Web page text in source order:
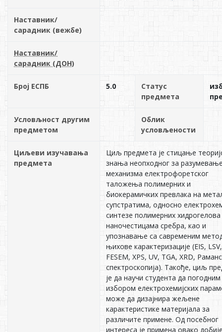
Наставник/
сарадник (вежбе)
Наставник/
сарадник (ДОН)
Број ЕСПБ 5.0
Статус
предмета
Условљност другим
предметом
Облик
условљености
Циљеви изучавања
предмета
Циљ предмета је стицање
знања неопходног за
механизма електрофоретског
таложења полимерних и
биокерамичких превлака на
супстратима, односно
синтезе полимерних хидрогелова
наночестицама сребра, као и
упознавање са савременим
њихове карактеризације (EIS, LSV,
FESEM, XPS, UV, TGA, XRD,
спектроскопија). Такође, циљ
је да научи студента да погодним
избором електрохемијских
може да дизајнира жељене
карактеристике материјала за
различите примене. Од посебног
интереса је примена овако